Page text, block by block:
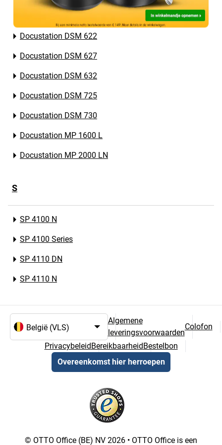
Docustation DSM 622
Docustation DSM 627
Docustation DSM 632
Docustation DSM 725
Docustation DSM 730
Docustation MP 1600 L
Docustation MP 2000 LN
S
SP 4100 N
SP 4100 Series
SP 4110 DN
SP 4110 N
Algemene
leveringsvoorwaarden
Colofon
PrivacybeleidBereikbaarheidBestelbon
Overeenkomst hier herroepen
© OTTO Office (BE) NV 2026 • OTTO Office is een